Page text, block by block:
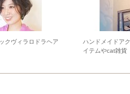
クヴィラロドラヘア
ハンドメイドア
イテムやcat雑貨